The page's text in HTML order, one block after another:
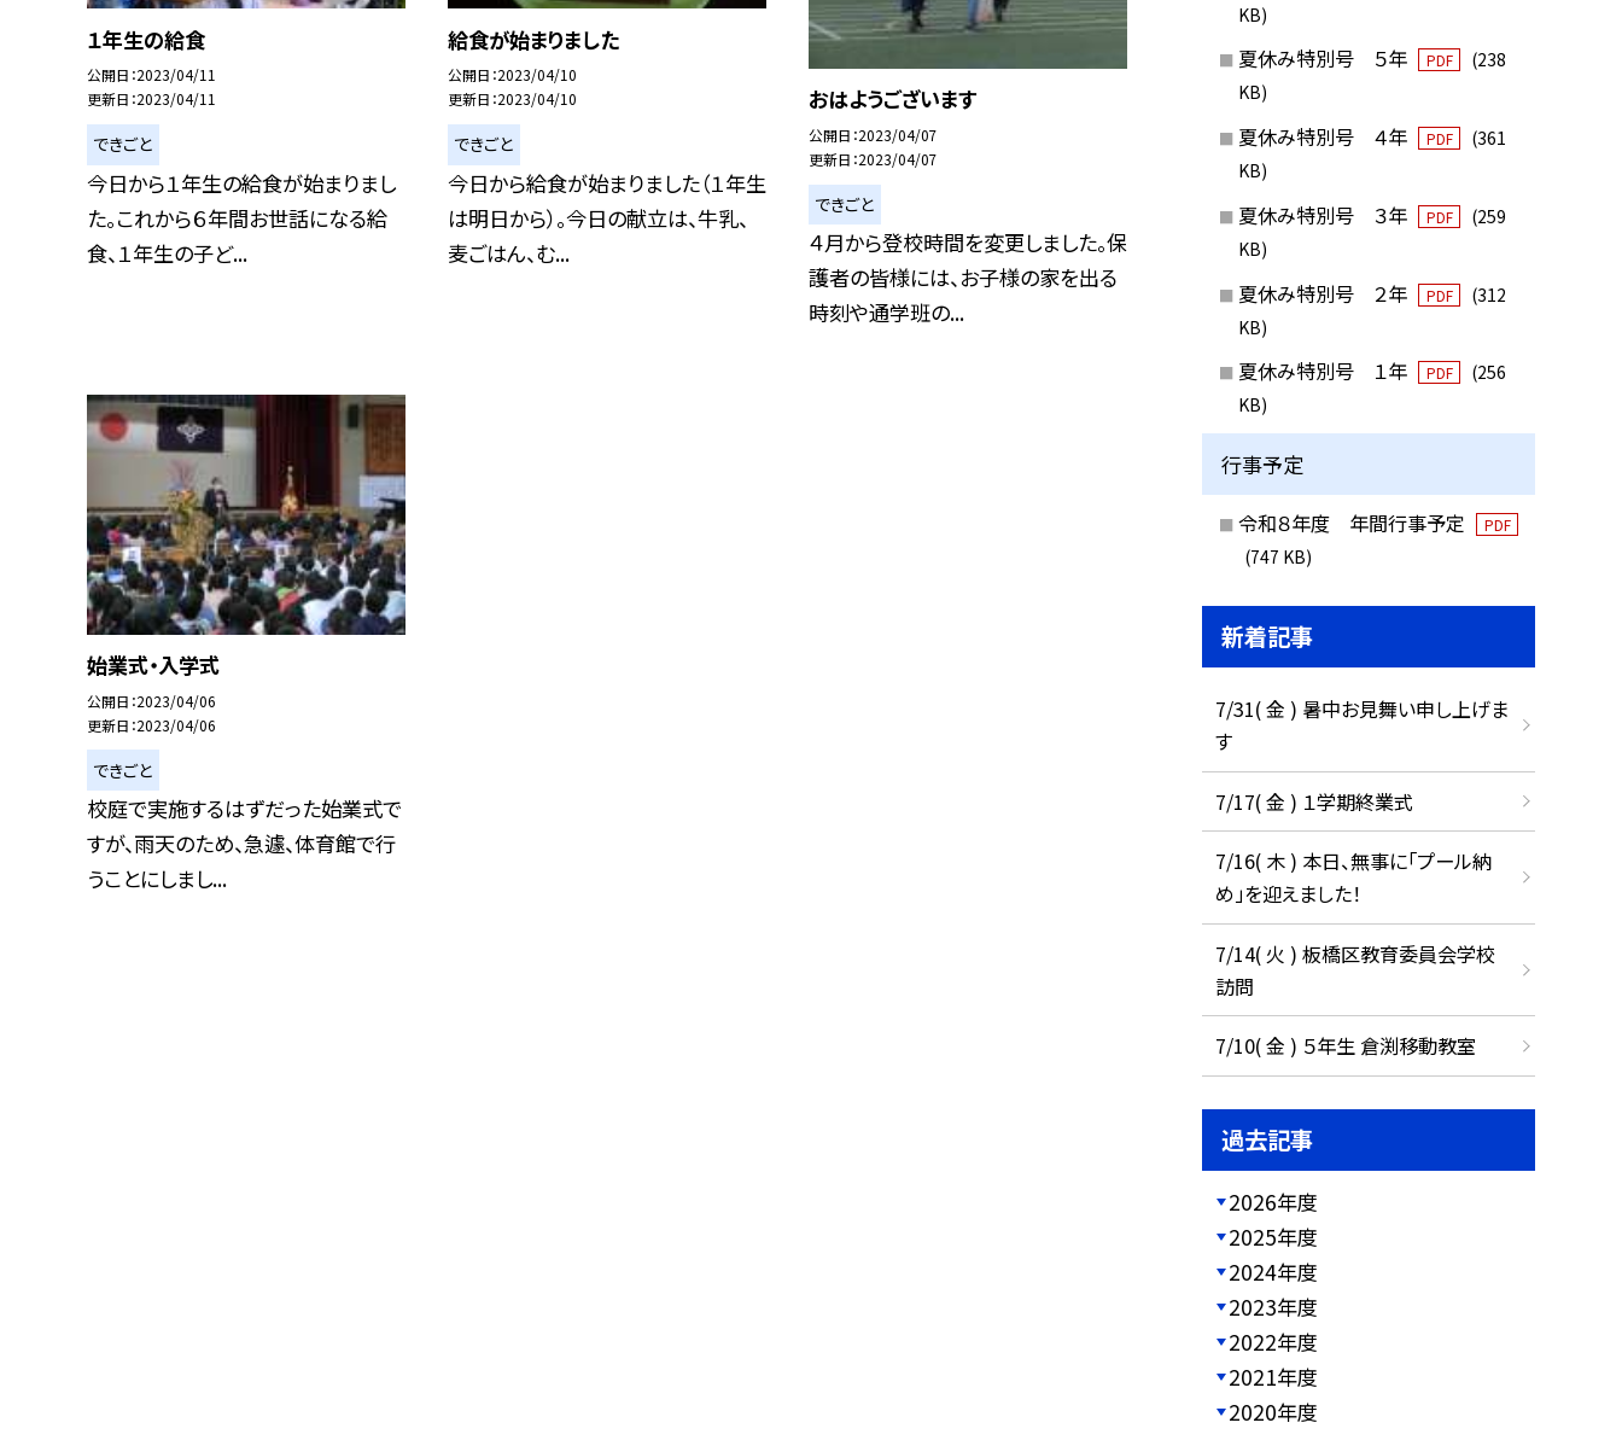
１年生の給食
公開日 2023/04/11
更新日 2023/04/11
できごと
今日から１年生の給食が始まりまし
た。これから６年間お世話になる給
食、１年生の子ど...
給食が始まりました
公開日 2023/04/10
更新日 2023/04/10
できごと
今日から給食が始まりました（１年生
は明日から）。今日の献立は、牛乳、
麦ごはん、む...
おはようございます
公開日 2023/04/07
更新日 2023/04/07
できごと
４月から登校時間を変更しました。保
護者の皆様には、お子様の家を出る
時刻や通学班の...
始業式・入学式
公開日 2023/04/06
更新日 2023/04/06
できごと
校庭で実施するはずだった始業式で
すが、雨天のため、急遽、体育館で行
うことにしまし...
KB)
夏休み特別号 ５年 PDF
(238
KB)
夏休み特別号 ４年 PDF
(361
KB)
夏休み特別号 ３年 PDF
(259
KB)
夏休み特別号 ２年 PDF
(312
KB)
夏休み特別号 １年 PDF
(256
KB)
行事予定
令和８年度 年間行事予定 PDF
(747 KB)
新着記事
7/31( 金 ) 暑中お見舞い申し上げま
す
7/17( 金 ) １学期終業式
7/16( 木 ) 本日、無事に「プール納
め」を迎えました！
7/14( 火 ) 板橋区教育委員会学校
訪問
7/10( 金 ) ５年生 倉渕移動教室
過去記事
2026年度
2025年度
2024年度
2023年度
2022年度
2021年度
2020年度